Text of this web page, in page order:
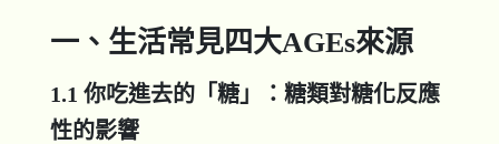
一、生活常見四大AGEs來源
1.1 你吃進去的「糖」：糖類對糖化反應
性的影響